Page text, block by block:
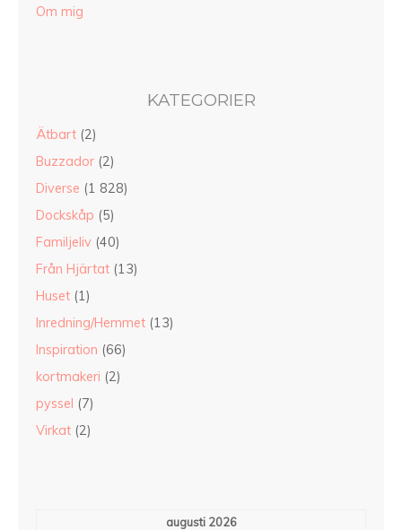
Om mig
KATEGORIER
Ätbart (2)
Buzzador (2)
Diverse (1 828)
Dockskåp (5)
Familjeliv (40)
Från Hjärtat (13)
Huset (1)
Inredning/Hemmet (13)
Inspiration (66)
kortmakeri (2)
pyssel (7)
Virkat (2)
augusti 2026